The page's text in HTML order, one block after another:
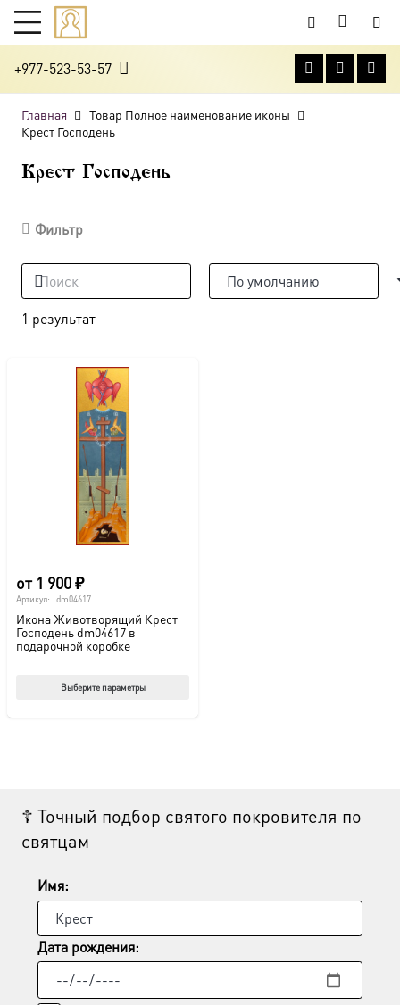
+977-523-53-57
Главная
Товар Полное наименование иконы
Крест Господень
Крест Господень
Фильтр
1 результат
от 1 900₽
Артикул: dm04617
Икона Животворящий Крест
Господень dm04617 в
подарочной коробке
Выберите параметры
можно
товара.
☦ Точный подбор святого покровителя по
святцам
Имя:
Дата рождения: